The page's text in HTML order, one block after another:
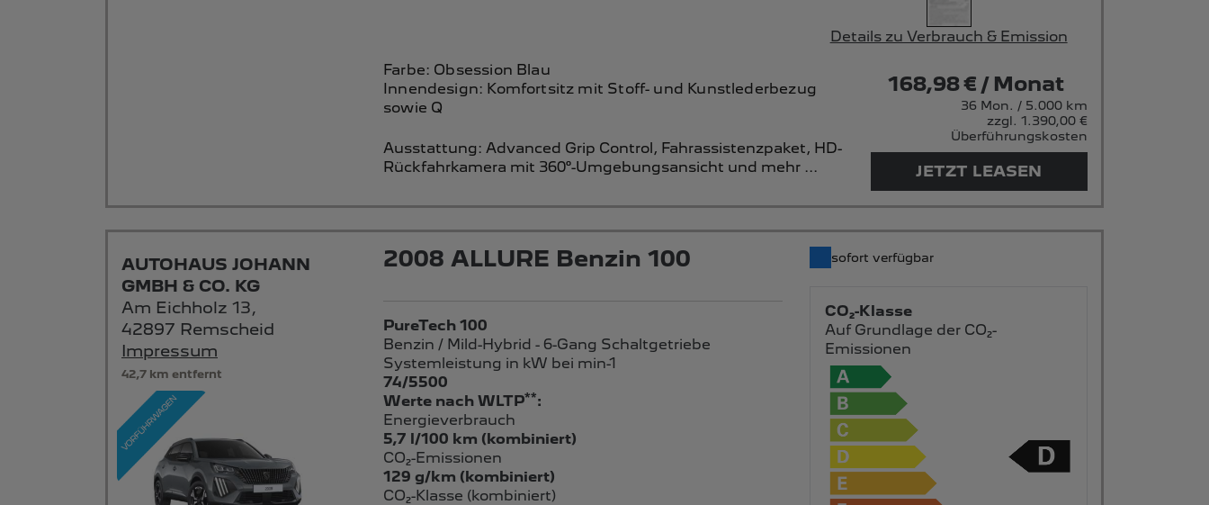
Details zu Verbrauch & Emission
Farbe: Obsession Blau
Innendesign: Komfortsitz mit Stoff- und Kunstlederbezug
sowie Q
Ausstattung: Advanced Grip Control, Fahrassistenzpaket, HD-
Rückfahrkamera mit 360°-Umgebungsansicht und mehr ...
168,98 € / Monat
36 Mon. / 5.000 km
zzgl. 1.390,00 €
Überführungskosten
JETZT LEASEN
42,7 km entfernt
AUTOHAUS JOHANN
GMBH & CO. KG
Am Eichholz 13,
42897 Remscheid
Impressum
2008 ALLURE Benzin 100 sofort verfügbar
PureTech 100
Benzin / Mild-Hybrid - 6-Gang Schaltgetriebe
Systemleistung in kW bei min-1
74/5500
Werte nach WLTP**:
Energieverbrauch
5,7 l/100 km (kombiniert)
CO₂-Emissionen
129 g/km (kombiniert)
CO₂-Klasse (kombiniert)
CO₂-Klasse
Auf Grundlage der CO₂-
Emissionen